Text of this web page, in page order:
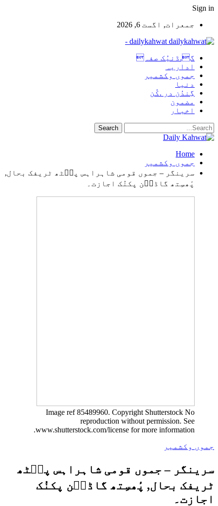
Sign in
جمعرات, اگست 6, 2026
dailykahwat -
گ.ڈنیُک صفہ
اداریہ
جموں وکشمیر
دنیا
گِندُن در .کُن
مضمون
اخبار
Home
جموں وکشمیر
سرینگر – جموں قومی شاہراہس پٮ۪ٹھ ٹریفک بحال,
پٔھسِتھ گاڈٮ۪ن پکنُک اجازت۔
Image ref 85489960. Copyright Shutterstock No
reproduction without permission. See
www.shutterstock.com/license for more information.
جموں وکشمیر
سرینگر – جموں قومی شاہراہس پٮ۪ٹھ
ٹریفک بحال, پٔھسِتھ گاڈٮ۪ن پکنُک
اجازت۔